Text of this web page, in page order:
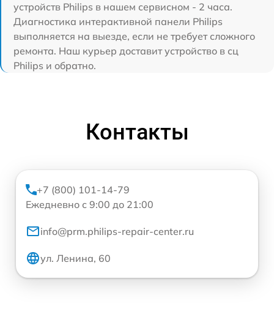
устройств Philips в нашем сервисном - 2 часа.
Диагностика интерактивной панели Philips
выполняется на выезде, если не требует сложного
ремонта. Наш курьер доставит устройство в сц
Philips и обратно.
Контакты
+7 (800) 101-14-79
Ежедневно с 9:00 до 21:00
info@prm.philips-repair-center.ru
ул. Ленина, 60